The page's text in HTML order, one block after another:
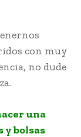
con muy
no dude
una
y bolsas